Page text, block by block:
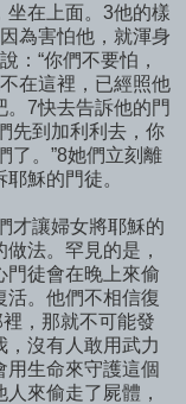
坐在上面。3他的樣
為害怕他，就渾身
：“你們不要怕，
在這裡，已經照他
。7快去告訴他的門
先到加利利去，你
了。”8她們立刻離
穌的門徒。
才讓婦女將耶穌的
法。罕見的是，
門徒會在晚上來偷
活。他們不相信復
，那就不可能發
，沒有人敢用武力
生命來守護這個
來偷走了屍體，